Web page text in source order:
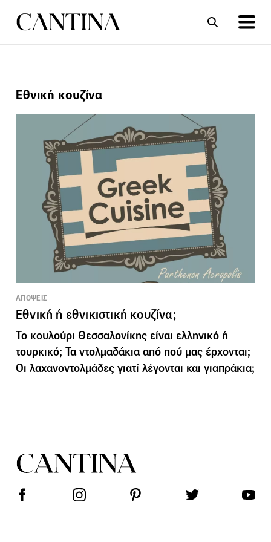
ΣΥΝΤΑΓΕΣ
Εθνική κουζίνα
ΑΠΟΨΕΙΣ
Εθνική ή εθνικιστική κουζίνα;
Το κουλούρι Θεσσαλονίκης είναι ελληνικό ή
τουρκικό; Τα ντολμαδάκια από πού μας έρχονται;
Οι λαχανοντολμάδες γιατί λέγονται και γιαπράκια;